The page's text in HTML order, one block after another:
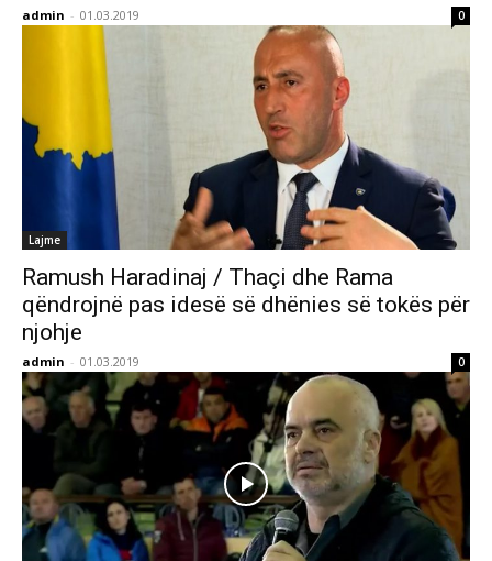
admin - 01.03.2019 0
Lajme
Ramush Haradinaj / Thaçi dhe Rama
qëndrojnë pas idesë së dhënies së tokës për
njohje
admin - 01.03.2019 0